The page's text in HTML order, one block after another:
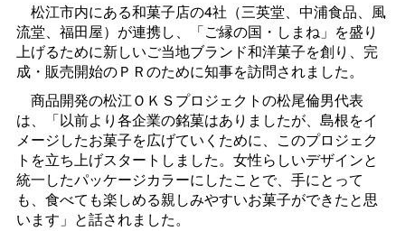
松江市内にある和菓子店の4社（三英堂、中浦食品、風
流堂、福田屋）が連携し、「ご縁の国・しまね」を盛り
上げるために新しいご当地ブランド和洋菓子を創り、完
成・販売開始のＰＲのために知事を訪問されました。
商品開発の松江ＯＫＳプロジェクトの松尾倫男代表
は、「以前より各企業の銘菓はありましたが、島根をイ
メージしたお菓子を広げていくために、このプロジェク
トを立ち上げスタートしました。女性らしいデザインと
統一したパッケージカラーにしたことで、手にとって
も、食べても楽しめる親しみやすいお菓子ができたと思
います」と話されました。